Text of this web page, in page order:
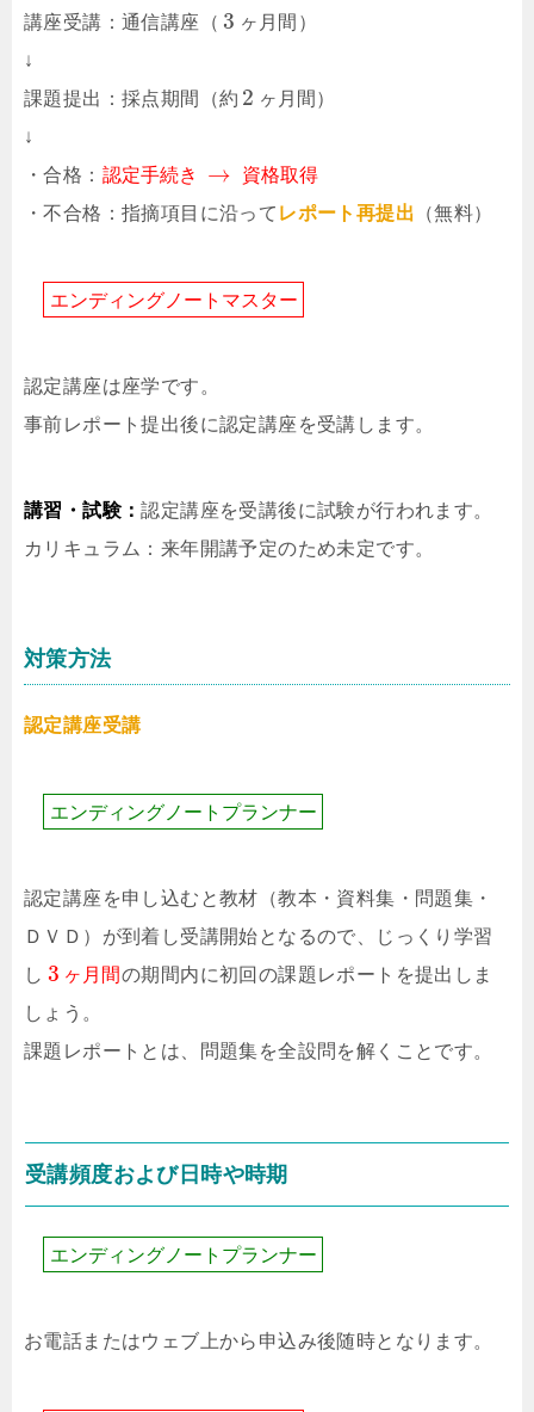
講座受講：通信講座（ 3 ヶ 月 間 ）
↓
課題提出：採点期間（約 2 ヶ 月 間 ）
↓
・合格： 認定手続き → 資格取得
・不合格：指摘項目に沿って レポート再提出 （無料）
エンディ ングノ ー ト マス ター
認定講座は座学です。
事前レポート提出後に認定講座を受講します。
講習・試験：認定講座を受講後に試験が行われます。
カリキュラム：来年開講予定のため未定です。
対策方法
認定講座受講
エンディ ングノ ー ト プラ ンナー
認定講座を申し込むと教材（教本・資料集・問題集・
ＤＶＤ）が到着し受講開始となるので、じっくり学習
し 3 ヶ 月 間の期間内に初回の課題レポートを提出しま
しょう。
課題レポートとは、問題集を全設問を解くことです。
受講頻度および日時や時期
エンディ ングノ ー ト プラ ンナー
お電話またはウェブ上から申込み後随時となります。